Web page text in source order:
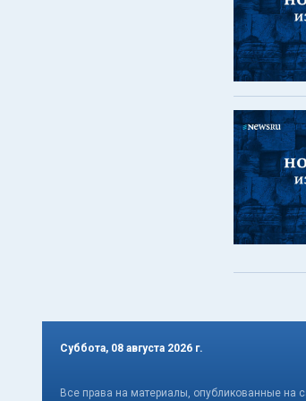
Суббота, 08 августа 2026 г.
Все права на материалы, опубликованные на